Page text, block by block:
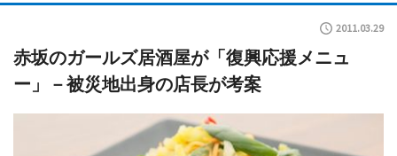
2011.03.29
赤坂のガールズ居酒屋が「復興応援メニュ
ー」－被災地出身の店長が考案